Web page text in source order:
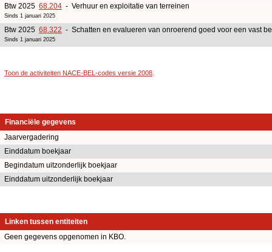
Btw 2025 68.204 - Verhuur en exploitatie van terreinen
Sinds 1 januari 2025
Btw 2025 68.322 - Schatten en evalueren van onroerend goed voor een vast
Sinds 1 januari 2025
Toon de activiteiten NACE-BEL-codes versie 2008
Financiële gegevens
Jaarvergadering
Einddatum boekjaar
Begindatum uitzonderlijk boekjaar
Einddatum uitzonderlijk boekjaar
Linken tussen entiteiten
Geen gegevens opgenomen in KBO.